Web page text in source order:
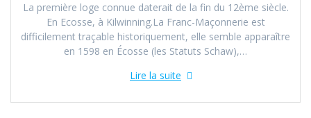
La première loge connue daterait de la fin du 12ème siècle.
En Ecosse, à Kilwinning.La Franc-Maçonnerie est
difficilement traçable historiquement, elle semble apparaître
en 1598 en Écosse (les Statuts Schaw),…
Lire la suite